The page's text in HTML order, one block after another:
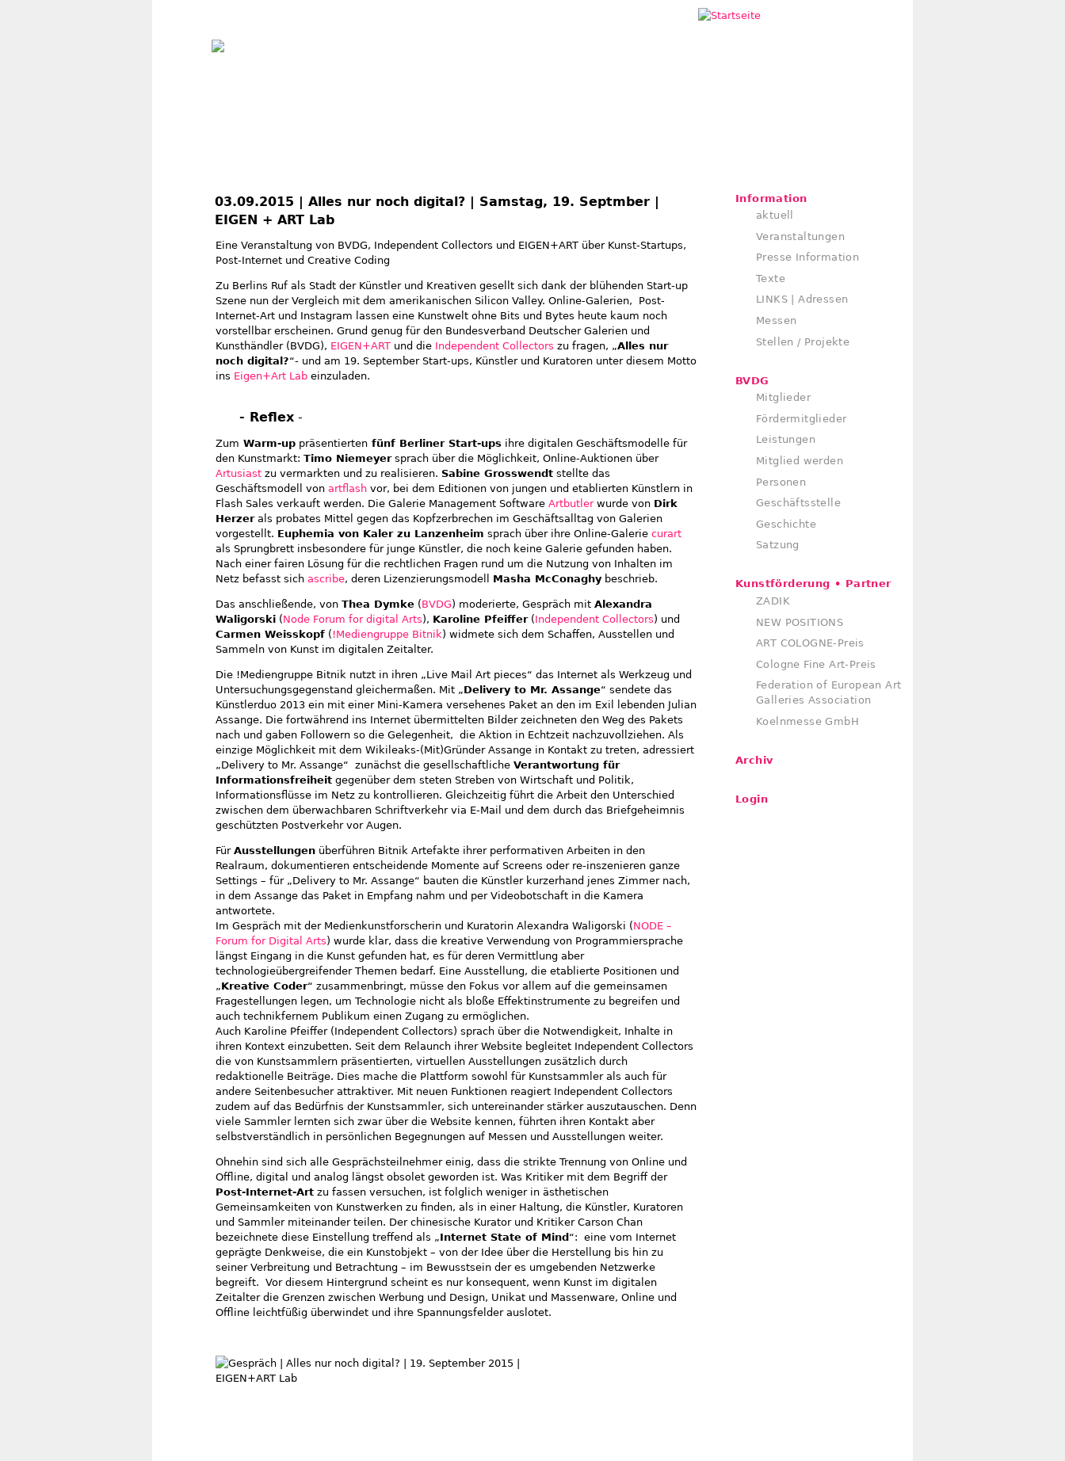
03.09.2015 | Alles nur noch digital? | Samstag, 19. Septmber |
EIGEN + ART Lab
Eine Veranstaltung von BVDG, Independent Collectors und EIGEN+ART über Kunst-Startups,
Post-Internet und Creative Coding
Zu Berlins Ruf als Stadt der Künstler und Kreativen gesellt sich dank der blühenden Start-up
Szene nun der Vergleich mit dem amerikanischen Silicon Valley. Online-Galerien, Post-
Internet-Art und Instagram lassen eine Kunstwelt ohne Bits und Bytes heute kaum noch
vorstellbar erscheinen. Grund genug für den Bundesverband Deutscher Galerien und
Kunsthändler (BVDG), EIGEN+ART und die Independent Collectors zu fragen, „Alles nur
noch digital?“- und am 19. September Start-ups, Künstler und Kuratoren unter diesem Motto
ins Eigen+Art Lab einzuladen.
- Reflex -
Zum Warm-up präsentierten fünf Berliner Start-ups ihre digitalen Geschäftsmodelle für
den Kunstmarkt: Timo Niemeyersprach über die Möglichkeit, Online-Auktionen über
Artusiast zu vermarkten und zu realisieren. Sabine Grosswendt stellte das
Geschäftsmodell von artflash vor, bei dem Editionen von jungen und etablierten Künstlern in
Flash Sales verkauft werden. Die Galerie Management Software Artbutlerwurde von Dirk
Herzerals probates Mittel gegen das Kopfzerbrechen im Geschäftsalltag von Galerien
vorgestellt. Euphemia von Kaler zu Lanzenheim sprach über ihre Online-Galerie curart
als Sprungbrett insbesondere für junge Künstler, die noch keine Galerie gefunden haben.
Nach einer fairen Lösung für die rechtlichen Fragen rund um die Nutzung von Inhalten im
Netz befasst sich ascribe, deren Lizenzierungsmodell Masha McConaghy beschrieb.
Das anschließende, von Thea Dymke (BVDG) moderierte, Gespräch mit Alexandra
Waligorski (Node Forum for digital Arts), Karoline Pfeiffer(Independent Collectors) und
Carmen Weisskopf ( !Mediengruppe Bitnik) widmete sich dem Schaffen, Ausstellen und
Sammeln von Kunst im digitalen Zeitalter.
Die !Mediengruppe Bitnik nutzt in ihren „Live Mail Art pieces“ das Internet als Werkzeug und
Untersuchungsgegenstand gleichermaßen. Mit „Delivery to Mr. Assange“ sendete das
Künstlerduo 2013 ein mit einer Mini-Kamera versehenes Paket an den im Exil lebenden Julian
Assange. Die fortwährend ins Internet übermittelten Bilder zeichneten den Weg des Pakets
nach und gaben Followern so die Gelegenheit, die Aktion in Echtzeit nachzuvollziehen. Als
einzige Möglichkeit mit dem Wikileaks-(Mit)Gründer Assange in Kontakt zu treten, adressiert
„Delivery to Mr. Assange“ zunächst die gesellschaftliche Verantwortung für
Informationsfreiheit gegenüber dem steten Streben von Wirtschaft und Politik,
Informationsflüsse im Netz zu kontrollieren. Gleichzeitig führt die Arbeit den Unterschied
zwischen dem überwachbaren Schriftverkehr via E-Mail und dem durch das Briefgeheimnis
geschützten Postverkehr vor Augen.
Für Ausstellungen überführen Bitnik Artefakte ihrer performativen Arbeiten in den
Realraum, dokumentieren entscheidende Momente auf Screens oder re-inszenieren ganze
Settings – für „Delivery to Mr. Assange“ bauten die Künstler kurzerhand jenes Zimmer nach,
in dem Assange das Paket in Empfang nahm und per Videobotschaft in die Kamera
antwortete.
Im Gespräch mit der Medienkunstforscherin und Kuratorin Alexandra Waligorski (NODE –
Forum for Digital Arts) wurde klar, dass die kreative Verwendung von Programmiersprache
längst Eingang in die Kunst gefunden hat, es für deren Vermittlung aber
technologieübergreifender Themen bedarf. Eine Ausstellung, die etablierte Positionen und
„Kreative Coder“ zusammenbringt, müsse den Fokus vor allem auf die gemeinsamen
Fragestellungen legen, um Technologie nicht als bloße Effektinstrumente zu begreifen und
auch technikfernem Publikum einen Zugang zu ermöglichen.
Auch Karoline Pfeiffer (Independent Collectors) sprach über die Notwendigkeit, Inhalte in
ihren Kontext einzubetten. Seit dem Relaunch ihrer Website begleitet Independent Collectors
die von Kunstsammlern präsentierten, virtuellen Ausstellungen zusätzlich durch
redaktionelle Beiträge. Dies mache die Plattform sowohl für Kunstsammler als auch für
andere Seitenbesucher attraktiver. Mit neuen Funktionen reagiert Independent Collectors
zudem auf das Bedürfnis der Kunstsammler, sich untereinander stärker auszutauschen. Denn
viele Sammler lernten sich zwar über die Website kennen, führten ihren Kontakt aber
selbstverständlich in persönlichen Begegnungen auf Messen und Ausstellungen weiter.
Ohnehin sind sich alle Gesprächsteilnehmer einig, dass die strikte Trennung von Online und
Offline, digital und analog längst obsolet geworden ist. Was Kritiker mit dem Begriff der
Post-Internet-Art zu fassen versuchen, ist folglich weniger in ästhetischen
Gemeinsamkeiten von Kunstwerken zu finden, als in einer Haltung, die Künstler, Kuratoren
und Sammler miteinander teilen. Der chinesische Kurator und Kritiker Carson Chan
bezeichnete diese Einstellung treffend als „Internet State of Mind “: eine vom Internet
geprägte Denkweise, die ein Kunstobjekt – von der Idee über die Herstellung bis hin zu
seiner Verbreitung und Betrachtung – im Bewusstsein der es umgebenden Netzwerke
begreift. Vor diesem Hintergrund scheint es nur konsequent, wenn Kunst im digitalen
Zeitalter die Grenzen zwischen Werbung und Design, Unikat und Massenware, Online und
Offline leichtfüßig überwindet und ihre Spannungsfelder auslotet.
Information
aktuell
Veranstaltungen
Presse Information
Texte
LINKS | Adressen
Messen
Stellen / Projekte
BVDG
Mitglieder
Fördermitglieder
Leistungen
Mitglied werden
Personen
Geschäftsstelle
Geschichte
Satzung
Kunstförderung • Partner
ZADIK
NEW POSITIONS
ART COLOGNE-Preis
Cologne Fine Art-Preis
Federation of European Art
Galleries Association
Koelnmesse GmbH
Archiv
Login